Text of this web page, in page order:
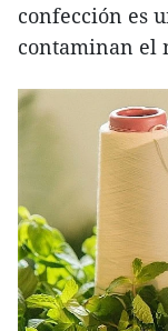
confección es
contaminan el